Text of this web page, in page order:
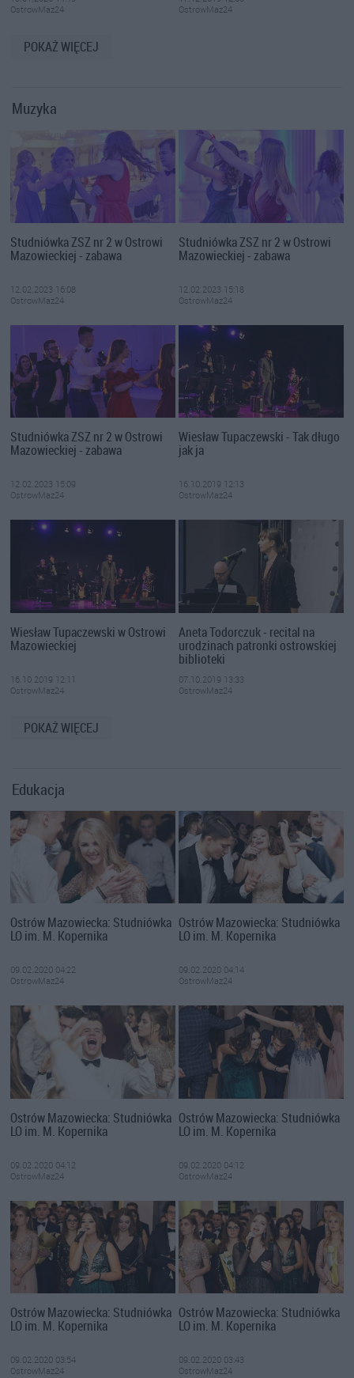
OstrowMaz24
OstrowMaz24
POKAŻ WIĘCEJ
Muzyka
Studniówka ZSZ nr 2 w Ostrowi
Mazowieckiej - zabawa
12.02.2023 16:08
OstrowMaz24
Studniówka ZSZ nr 2 w Ostrowi
Mazowieckiej - zabawa
12.02.2023 15:18
OstrowMaz24
Studniówka ZSZ nr 2 w Ostrowi
Mazowieckiej - zabawa
12.02.2023 15:09
OstrowMaz24
Wiesław Tupaczewski - Tak długo
jak ja
16.10.2019 12:13
OstrowMaz24
Wiesław Tupaczewski w Ostrowi
Mazowieckiej
16.10.2019 12:11
OstrowMaz24
Aneta Todorczuk - recital na
urodzinach patronki ostrowskiej
biblioteki
07.10.2019 13:33
OstrowMaz24
POKAŻ WIĘCEJ
Edukacja
Ostrów Mazowiecka: Studniówka
LO im. M. Kopernika
09.02.2020 04:22
OstrowMaz24
Ostrów Mazowiecka: Studniówka
LO im. M. Kopernika
09.02.2020 04:14
OstrowMaz24
Ostrów Mazowiecka: Studniówka
LO im. M. Kopernika
09.02.2020 04:12
OstrowMaz24
Ostrów Mazowiecka: Studniówka
LO im. M. Kopernika
09.02.2020 04:12
OstrowMaz24
Ostrów Mazowiecka: Studniówka
LO im. M. Kopernika
09.02.2020 03:54
OstrowMaz24
Ostrów Mazowiecka: Studniówka
LO im. M. Kopernika
09.02.2020 03:43
OstrowMaz24